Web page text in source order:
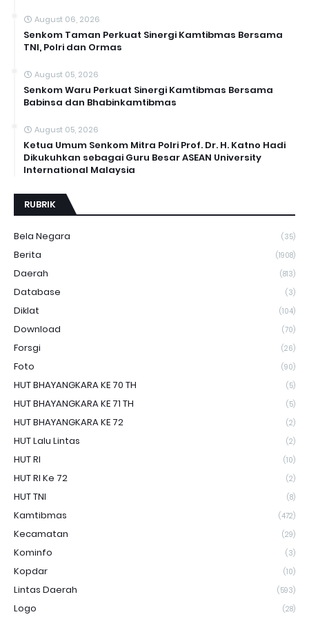
August 06, 2026
Senkom Taman Perkuat Sinergi Kamtibmas Bersama
TNI, Polri dan Ormas
August 05, 2026
Senkom Waru Perkuat Sinergi Kamtibmas Bersama
Babinsa dan Bhabinkamtibmas
August 05, 2026
Ketua Umum Senkom Mitra Polri Prof. Dr. H. Katno Hadi
Dikukuhkan sebagai Guru Besar ASEAN University
International Malaysia
RUBRIK
Bela Negara (35)
Berita (1908)
Daerah (813)
Database (3)
Diklat (104)
Download (70)
Forsgi (26)
Foto (90)
HUT BHAYANGKARA KE 70 TH (5)
HUT BHAYANGKARA KE 71 TH (5)
HUT BHAYANGKARA KE 72 (2)
HUT Lalu Lintas (2)
HUT RI (10)
HUT RI Ke 72 (2)
HUT TNI (8)
Kamtibmas (472)
Kecamatan (29)
Kominfo (3)
Kopdar (10)
Lintas Daerah (593)
Logo (28)